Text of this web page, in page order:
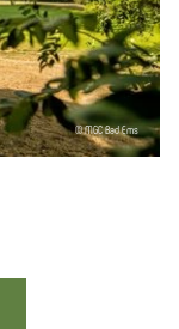
© MGC Bad Ems